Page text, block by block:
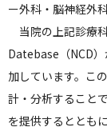
ー外科・脳神経外
当院の上記診療
Datebase（NCD
加しています。こ
計・分析すること
を提供するととも